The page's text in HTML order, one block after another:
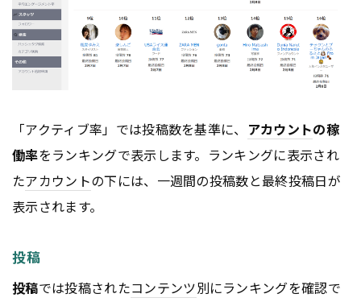
「アクティブ率」では投稿数を基準に、 アカウントの稼
働率をランキングで表示します。ランキングに表示され
たアカウントの下には、一週間の投稿数と最終投稿日が
表示されます。
投稿
投稿では投稿されたコンテンツ別にランキングを確認で